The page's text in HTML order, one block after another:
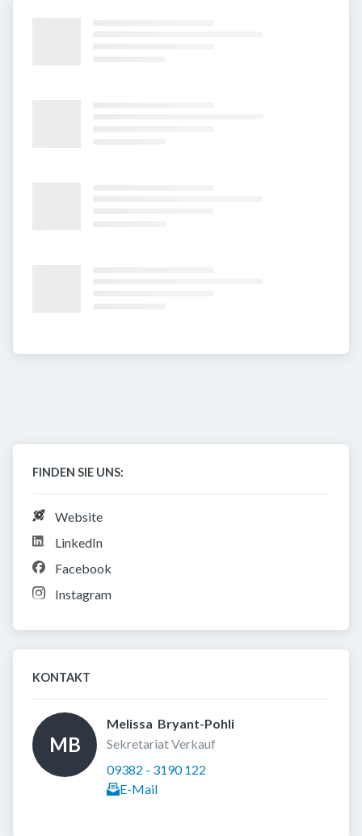
FINDEN SIE UNS:
Website
LinkedIn
Facebook
Instagram
KONTAKT
MB
Melissa  Bryant-Pohli
Sekretariat Verkauf
09382 - 3190 122
E-Mail